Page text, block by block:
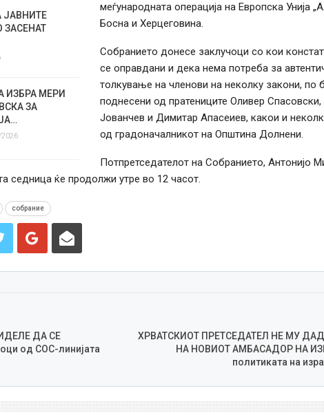
ЈАВНИТЕ
ЗАСЕНАТ
ИЗБРА МЕРИ
ЗА
меѓународната операција на Европска Унија
Босна и Херцеговина.
Собранието донесе заклучоци со кои
се оправдани и дека нема потреба за
толкување на членови на неколку закони, по
поднесени од пратениците Оливер
Јованчев и Димитар Апасеиев, какои и
од градоначалникот на Општина Долнени.
Потпретседателот на Собранието, Антонијо
седница ќе продолжи утре во 12 часот.
собрание
ДА СЕ
од СОС-линијата
ХРВАТСКИОТ ПРЕТСЕДАТЕЛ НЕ МУ
НА НОВИОТ АМБАСАДОР НА
политиката на